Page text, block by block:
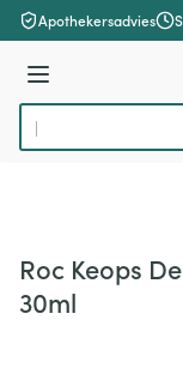
Ga naar de inhoud
Apothekersadvies
Menu
Product, merk,
Roc Keops
30ml